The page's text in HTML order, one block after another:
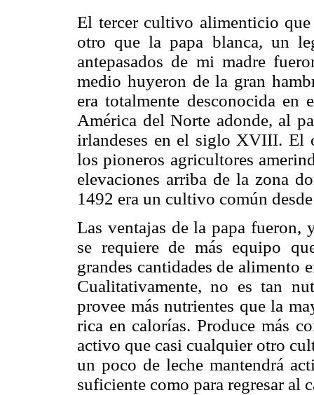
El tercer cultivo alimenticio
otro que la papa blanca, un
antepasados de mi madre
medio huyeron de la gran
era totalmente desconocida
América del Norte adonde, al
irlandeses en el siglo XVIII. El
los pioneros agricultores
elevaciones arriba de la zona
1492 era un cultivo común
Las ventajas de la papa fueron,
se requiere de más equipo
grandes cantidades de alimento
Cualitativamente, no es tan
provee más nutrientes que la
rica en calorías. Produce más
activo que casi cualquier otro
un poco de leche mantendrá
suficiente como para regresar al